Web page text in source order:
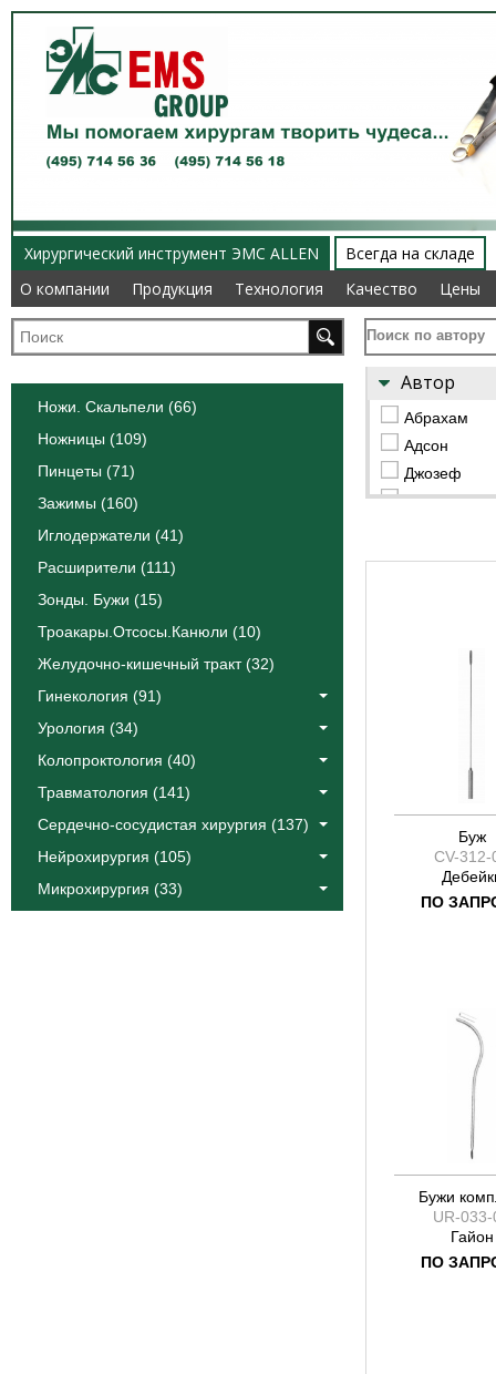
Хирургический инструмент ЭМС ALLEN
О компании
Продукция Технология Качество Цены
Всегда на складе
О компании
Продукция Технология Качество Цены
Поиск по автору
Ножи. Скальпели (66)
Ножницы (109)
Пинцеты (71)
Зажимы (160)
Иглодержатели (41)
Расширители (111)
Зонды. Бужи (15)
Троакары.Отсосы.Канюли (10)
Желудочно-кишечный тракт (32)
Гинекология (91)
Урология (34)
Колопроктология (40)
Травматология (141)
Сердечно-сосудистая хирургия (137)
Нейрохирургия (105)
Микрохирургия (33)
Автор
Абрахам
Адсон
Джозеф
Катлин
Буж
CV-312-
ПО
Бужи
UR-033-
Гайон
ПО